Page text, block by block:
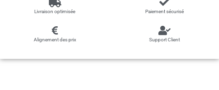
Livraison optimisée Paiement sécurisé
Alignement des prix Support Client